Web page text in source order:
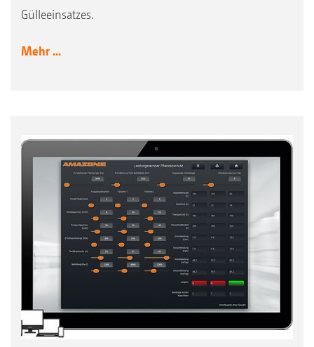
Gülleeinsatzes.
Mehr ...